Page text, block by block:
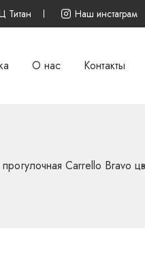
Титан Наш инстаграм
О нас Контакты
Carrello Bravo